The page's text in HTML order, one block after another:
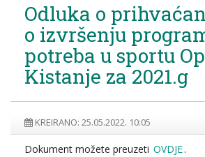
Odluka o
o izvršenju
potreba u sportu
Kistanje za 2021.g
KREIRANO: 25.05.2022. 10:05
Dokument možete preuzeti OVDJE.